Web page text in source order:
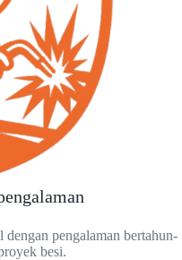
pengalaman bertahun-
besi.